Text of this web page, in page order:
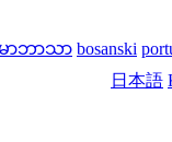
မာဘာသာ bosanski
日本語